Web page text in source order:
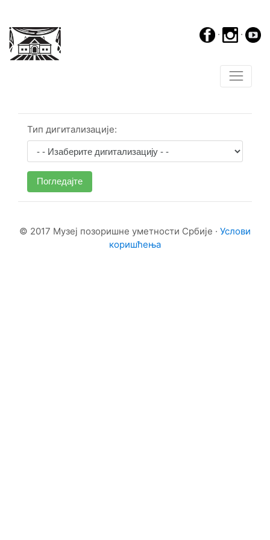
· ·
Тип дигитализације:
Погледајте
© 2017 Музеј позоришне уметности Србије · Услови
коришћења